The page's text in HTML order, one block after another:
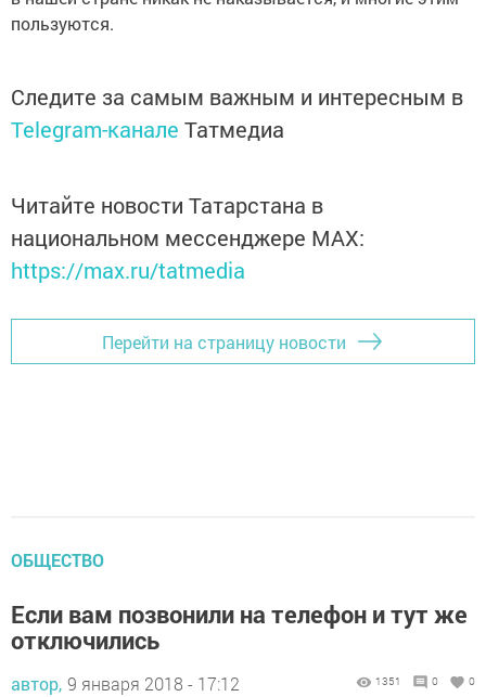
пользуются.
Следите за самым важным и интересным в
Telegram-канале Татмедиа
Читайте новости Татарстана в
национальном мессенджере MАХ:
https://max.ru/tatmedia
Перейти на страницу новости
ОБЩЕСТВО
Если вам позвонили на телефон и тут же
отключились
автор, 9 января 2018 - 17:12 1351 0 0